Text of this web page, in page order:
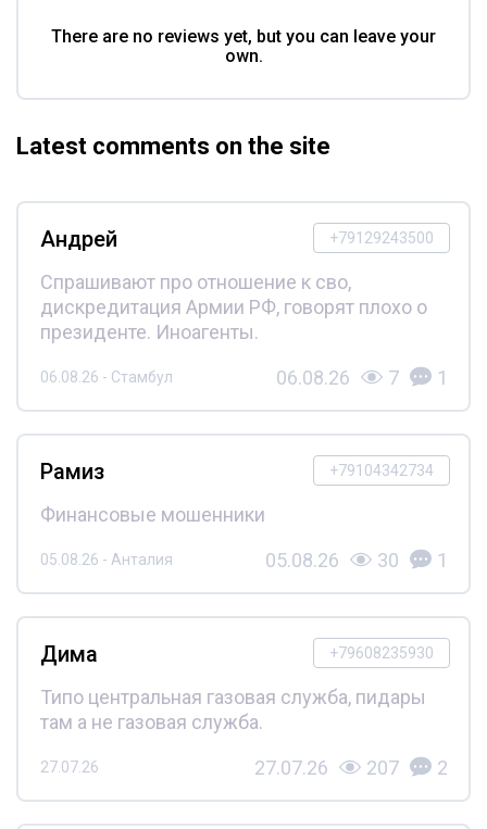
There are no reviews yet, but you can leave your
own.
Latest comments on the site
+79129243500
Андрей
Спрашивают про отношение к сво,
дискредитация Армии РФ, говорят плохо о
президенте. Иноагенты.
06.08.26 - Стамбул 06.08.26 7 1
+79104342734
Рамиз
Финансовые мошенники
05.08.26 - Анталия 05.08.26 30 1
+79608235930
Дима
Типо центральная газовая служба, пидары
там а не газовая служба.
27.07.26 27.07.26 207 2